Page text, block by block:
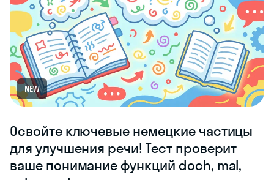
NEW
Освойте ключевые немецкие частицы
для улучшения речи! Тест проверит
ваше понимание функций doch, mal,